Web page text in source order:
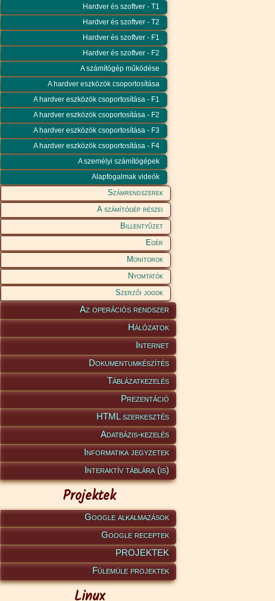
Hardver és szoftver - T1
Hardver és szoftver - T2
Hardver és szoftver - F1
Hardver és szoftver - F2
A számítógép működése
A hardver eszközök csoportosítása
A hardver eszközök csoportosítása - F1
A hardver eszközök csoportosítása - F2
A hardver eszközök csoportosítása - F3
A hardver eszközök csoportosítása - F4
A személyi számítógépek
Alapfogalmak videók
Számrendszerek
A számítógép részei
Billentyűzet
Egér
Monitorok
Nyomtatók
Szerzői jogok
Az operációs rendszer
Hálózatok
Internet
Dokumentumkészítés
Táblázatkezelés
Prezentáció
HTML szerkesztés
Adatbázis-kezelés
Informatika jegyzetek
Interaktív táblára (is)
Projektek
Google alkalmazások
Google receptek
PROJEKTEK
Fülemüle projektek